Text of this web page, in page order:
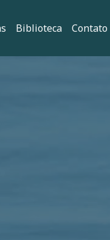
Biblioteca Contato